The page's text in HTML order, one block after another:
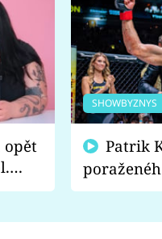
opět
a
SHOWBYZNYS
fanoušci